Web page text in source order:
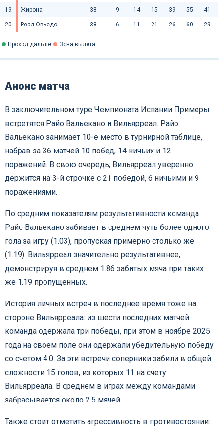
19 Жирона 38 9 14 15 39 55 41
20 Реал Овьедо 38 6 11 21 26 60 29
Проход дальше Зона вылета
Анонс матча
В заключительном туре Чемпионата Испании Примеры
встретятся Райо Вальекано и Вильярреал. Райо
Вальекано занимает 10-е место в турнирной таблице,
набрав за 36 матчей 10 побед, 14 ничьих и 12
поражений. В свою очередь, Вильярреал уверенно
держится на 3-й строчке с 21 победой, 6 ничьими и 9
поражениями.
По средним показателям результативности команда
Райо Вальекано забивает в среднем чуть более одного
гола за игру (1.03), пропуская примерно столько же
(1.19). Вильярреал значительно результативнее,
демонстрируя в среднем 1.86 забитых мяча при таких
же 1.19 пропущенных.
История личных встреч в последнее время тоже на
стороне Вильярреала: из шести последних матчей
команда одержала три победы, при этом в ноябре 2025
года на своем поле они одержали убедительную победу
со счетом 4:0. За эти встречи соперники забили в общей
сложности 15 голов, из которых 11 на счету
Вильярреала. В среднем в играх между командами
забрасывается около 2.5 мячей.
Также стоит отметить агрессивность в противостоянии: